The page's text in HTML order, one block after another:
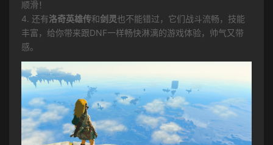
顺滑！
4. 还有洛奇英雄传和剑灵也不能错过，它们战斗流畅，技能
丰富，给你带来跟DNF一样畅快淋漓的游戏体验，帅气又带
感。